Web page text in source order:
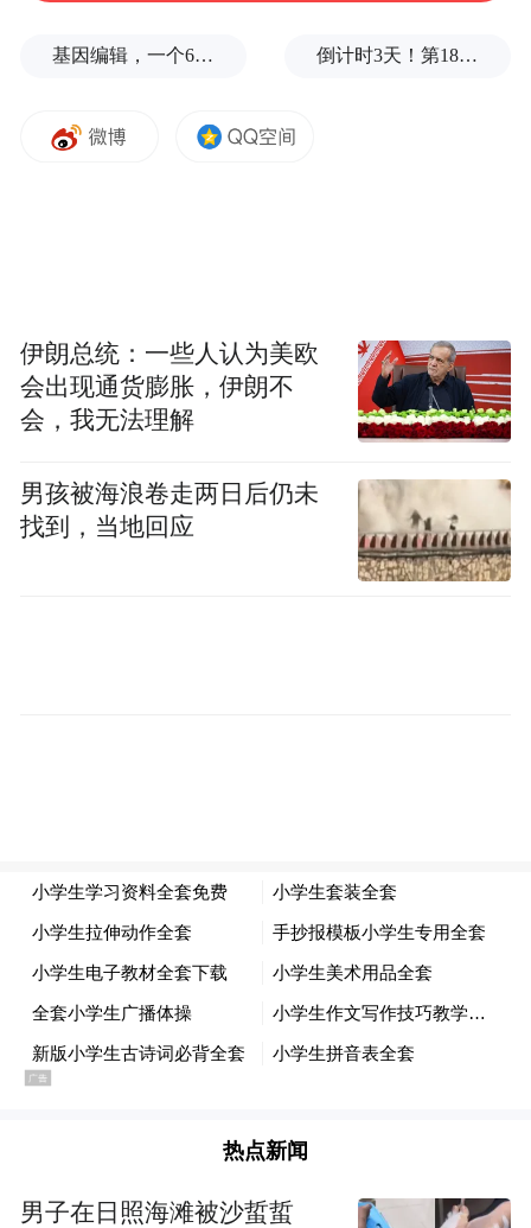
解的公益参与方式，你觉得“捐一元”项目和
传统的月捐相比有什么不同？
一种独特方式，充分发挥了百胜中国旗下遍
布全国的肯德基、必胜客等品牌餐厅网络优
势和全国的餐厅服务员与消费者面对面接触
“捐一元”项目与传统直接捐款捐物模式所不
同的是，项目的联合发起方——百胜中国除
了公司和员工捐款外，更是贡献出了宝贵的
资源，包括全国肯德基、必胜客等旗下品牌
门店网络、带动全国的餐厅服务员在每年暑
员工对项目有深入的了解，能更好的回应消
费者的疑问，给消费者带来更好地捐赠体
基因编辑，一个6岁女孩之死 倒计时3天！第18届影响世界华人盛典即将启幕
伊朗总统：一些人认为美欧
会出现通货膨胀，伊朗不
会，我无法理解
男孩被海浪卷走两日后仍未
找到，当地回应
热点新闻
男子在日照海滩被沙蜇蜇